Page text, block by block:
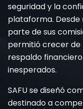
seguridad y la
plataforma. Desde
parte de sus
permitió crecer
respaldo
inesperados.
SAFU se diseñó
destinado a